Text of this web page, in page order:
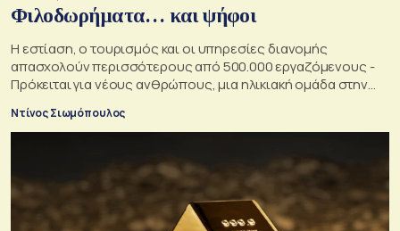
Φιλοδωρήματα… και ψήφοι
Η εστίαση, ο τουρισμός και οι υπηρεσίες διανομής
απασχολούν περισσότερους από 500.000 εργαζόμενους -
Πρόκειται για νέους ανθρώπους, μια ηλικιακή ομάδα στην
οποία κάθε κυβέρνηση θα ήθελε να αυξήσει την επιρροή της
Ντίνος Σιωμόπουλος